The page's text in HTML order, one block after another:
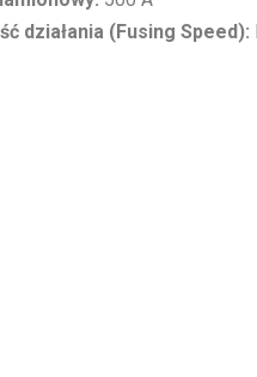
działania (Fusing Speed):